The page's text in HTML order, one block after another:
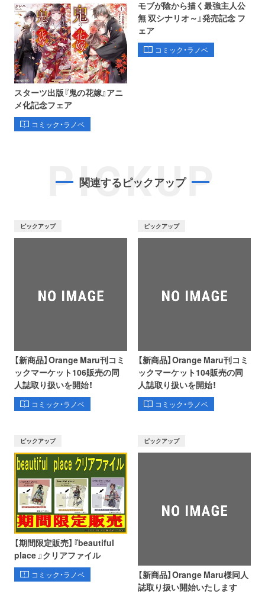
スターツ出版『鬼の花嫁』アニ
メ化記念フェア
コミック・ラノベ
モブが陰から描く最強主人公
無 双シナリオ～』発売記念 フ
ェア
コミック・ラノベ
PICKUP
関連するピックアップ
ピックアップ
【新商品】Orange Maru刊コミ
ックマーケット106販売の同
人誌取り扱いを開始！
コミック・ラノベ
ピックアップ
【新商品】Orange Maru刊コミ
ックマーケット104販売の同
人誌取り扱いを開始！
コミック・ラノベ
ピックアップ
【期間限定販売】『beautiful
place 』クリアファイル
コミック・ラノベ
ピックアップ
【新商品】Orange Maru様同人
誌取り扱い開始いたします